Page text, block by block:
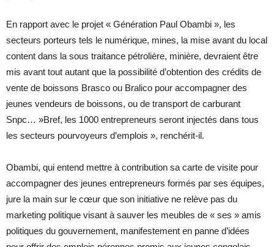
En rapport avec le projet « Génération Paul Obambi », les
secteurs porteurs tels le numérique, mines, la mise avant du local
content dans la sous traitance pétrolière, minière, devraient être
mis avant tout autant que la possibilité d’obtention des crédits de
vente de boissons Brasco ou Bralico pour accompagner des
jeunes vendeurs de boissons, ou de transport de carburant
Snpc… »Bref, les 1000 entrepreneurs seront injectés dans tous
les secteurs pourvoyeurs d’emplois », renchérit-il.
Obambi, qui entend mettre à contribution sa carte de visite pour
accompagner des jeunes entrepreneurs formés par ses équipes,
jure la main sur le cœur que son initiative ne relève pas du
marketing politique visant à sauver les meubles de « ses » amis
politiques du gouvernement, manifestement en panne d’idées